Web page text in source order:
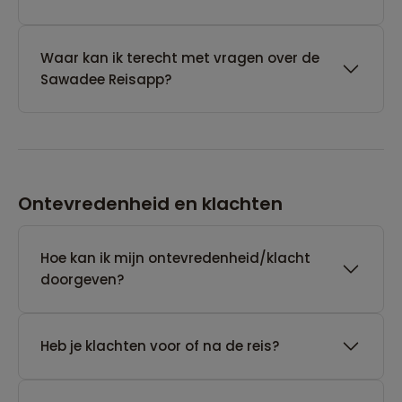
Waar kan ik terecht met vragen over de
Sawadee Reisapp?
Ontevredenheid en klachten
Hoe kan ik mijn ontevredenheid/klacht
doorgeven?
Heb je klachten voor of na de reis?